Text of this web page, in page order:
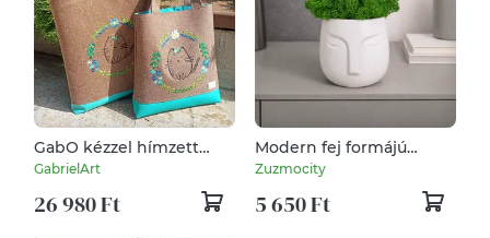
GabO kézzel hímzett
táska szett, Kék cicás
GabrielArt
26 980 Ft
Modern fej formájú
kaspódísz izlandi
zuzmóval
Zuzmocity
5 650 Ft